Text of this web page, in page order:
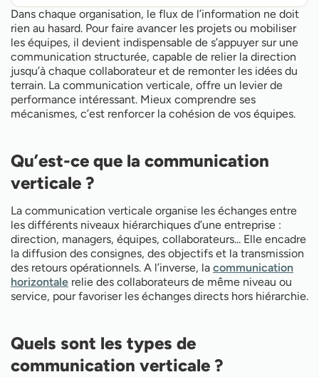
Dans chaque organisation, le flux de l’information ne doit
rien au hasard. Pour faire avancer les projets ou mobiliser
les équipes, il devient indispensable de s’appuyer sur une
communication structurée, capable de relier la direction
jusqu’à chaque collaborateur et de remonter les idées du
terrain. La communication verticale, offre un levier de
performance intéressant. Mieux comprendre ses
mécanismes, c’est renforcer la cohésion de vos équipes.
Qu’est-ce que la communication
verticale ?
La communication verticale organise les échanges entre
les différents niveaux hiérarchiques d’une entreprise :
direction, managers, équipes, collaborateurs... Elle encadre
la diffusion des consignes, des objectifs et la transmission
des retours opérationnels. A l’inverse, la communication
horizontale relie des collaborateurs de même niveau ou
service, pour favoriser les échanges directs hors hiérarchie.
Quels sont les types de
communication verticale ?
Qu’est-ce que la communication verticale ?
Quels sont les types de communication verticale
?
Communication verticale : atouts et freins
Communication verticale ou horizontale : quand
les utiliser ?
Communication verticale : les bonnes pratiques
pour réussir